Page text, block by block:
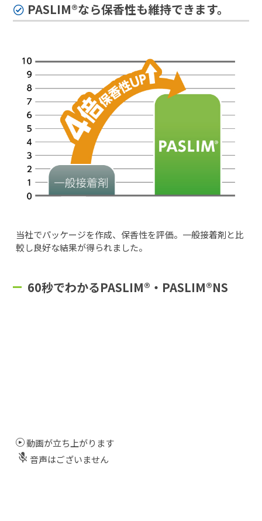
PASLIM®なら保香性も維持できます。
当社でパッケージを作成、保香性を評価。一般接着剤と比
較し良好な結果が得られました。
60秒でわかるPASLIM®・PASLIM®NS
動画が立ち上がります
音声はございません